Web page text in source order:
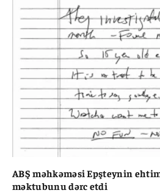
ABŞ məhkəməsi Epşteynin
məktubunu dərc etdi